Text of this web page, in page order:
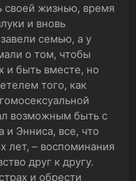
своей жизнью, время
и вновь
семью, а у
о том, чтобы
и быть вместе, но
того, как
возможным быть с
Энниса, все, что
лет, – воспоминания
друг к другу.
и обрести